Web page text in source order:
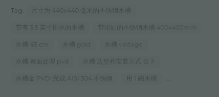
Tag: 尺寸为 440x440 毫米的不锈钢水槽
带有 3,5 英寸排水的水槽 带浴缸的不锈钢水槽 400x400mm
水槽 45 cm 水槽 gold 水槽 vintage
水槽 表面处理 pvd 水槽 边型和安装方式 台下
水槽金 PVD-完成 AISI 304 不锈钢 用 1 碗水槽 ...